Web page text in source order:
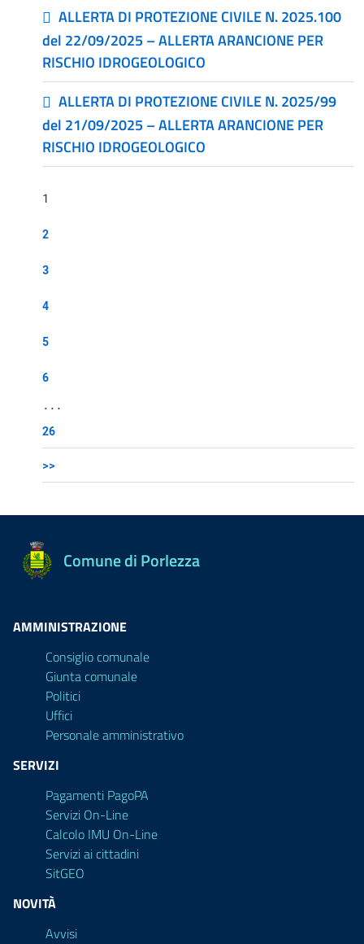
ALLERTA DI PROTEZIONE CIVILE N. 2025.100
del 22/09/2025 – ALLERTA ARANCIONE PER
RISCHIO IDROGEOLOGICO
ALLERTA DI PROTEZIONE CIVILE N. 2025/99
del 21/09/2025 – ALLERTA ARANCIONE PER
RISCHIO IDROGEOLOGICO
1
2
3
4
5
6
...
26
>>
Comune di Porlezza
AMMINISTRAZIONE
Consiglio comunale
Giunta comunale
Politici
Uffici
Personale amministrativo
SERVIZI
Pagamenti PagoPA
Servizi On-Line
Calcolo IMU On-Line
Servizi ai cittadini
SitGEO
NOVITÀ
Avvisi